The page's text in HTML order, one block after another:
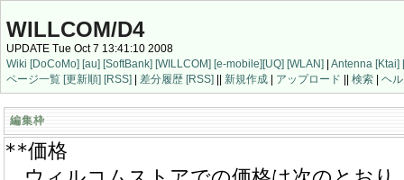
WILLCOM/D4
UPDATE Tue Oct 7 13:41:10 2008
Wiki [DoCoMo] [au] [SoftBank] [WILLCOM] [e-mobile][UQ] [WLAN] | Antenna [Ktai]
ページ一覧 [更新順] [RSS] | 差分履歴 [RSS] || 新規作成 | アップロード || 検索 | ヘ
編集枠